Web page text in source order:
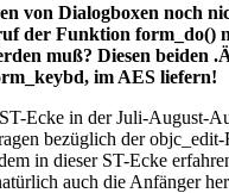
von Dialogboxen noch
der Funktion
muß? Diesen beiden
im AES liefern!
Ecke in der Juli-August-
bezüglich der
in dieser ST-Ecke
auch die Anfänger